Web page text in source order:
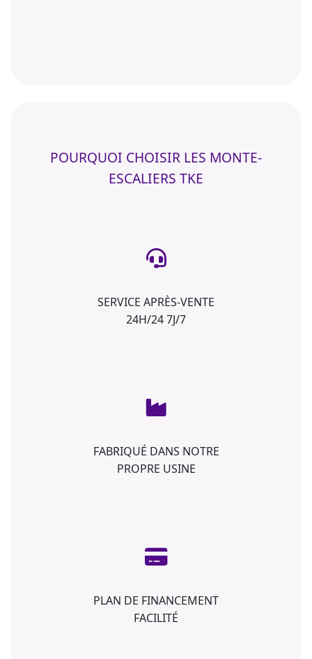
POURQUOI CHOISIR LES MONTE-
ESCALIERS TKE
SERVICE APRÈS-VENTE
24H/24 7J/7
FABRIQUÉ DANS NOTRE
PROPRE USINE
PLAN DE FINANCEMENT
FACILITÉ